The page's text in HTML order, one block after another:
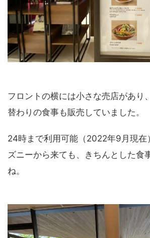
フロントの横には小さな売店があり
替わりの食事も販売していました。
24時まで利用可能（2022年9月現在
ズニーから来ても、きちんとした食
ね。